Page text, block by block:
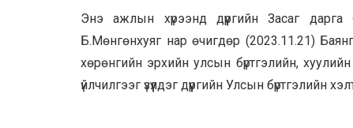
Энэ ажлын хүрээнд дүүргийн Засаг
Б.Мөнгөнхуяг нар өчигдөр (2023.11.21)
хөрөнгийн эрхийн улсын бүртгэлийн,
үйлчилгээг үзүүлдэг дүүргийн Улсын бүртгэлийн